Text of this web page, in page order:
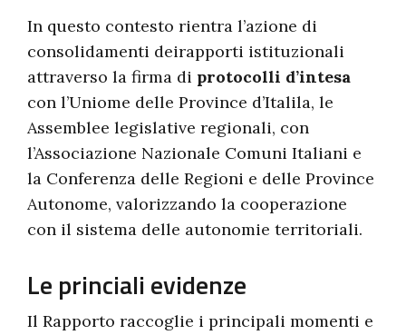
In questo contesto rientra l’azione di
consolidamenti deirapporti istituzionali
attraverso la firma di protocolli d’intesa
con l’Uniome delle Province d’Italila, le
Assemblee legislative regionali, con
l’Associazione Nazionale Comuni Italiani e
la Conferenza delle Regioni e delle Province
Autonome, valorizzando la cooperazione
con il sistema delle autonomie territoriali.
Le princiali evidenze
Il Rapporto raccoglie i principali momenti e